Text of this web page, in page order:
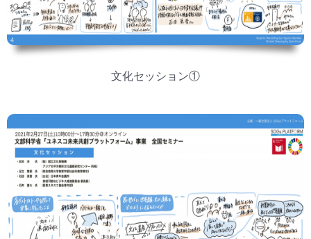
文化セッション①